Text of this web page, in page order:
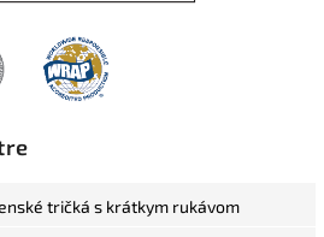
tričká s krátkym rukávom